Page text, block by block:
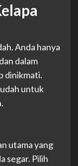
Anda hanya
dalam
dinikmati.
untuk
utama yang
segar. Pilih